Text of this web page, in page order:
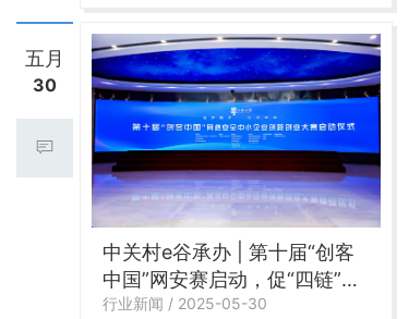
五月
30
中关村e谷承办 | 第十届“创客
中国”网安赛启动，促“四链”融
合助中小企业成长
行业新闻 / 2025-05-30